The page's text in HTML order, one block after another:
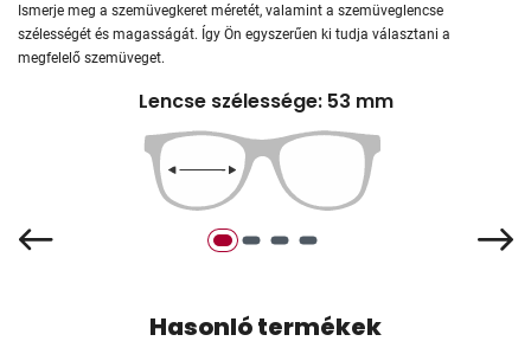
Ismerje meg a szemüvegkeret méretét, valamint a szemüveglencse
szélességét és magasságát. Így Ön egyszerűen ki tudja választani a
megfelelő szemüveget.
Lencse szélessége: 53 mm
Hasonló termékek